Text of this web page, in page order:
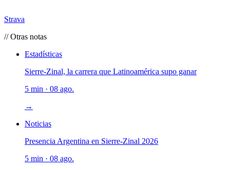
Strava
// Otras notas
Estadísticas
Sierre-Zinal, la carrera que Latinoamérica supo ganar
5 min · 08 ago.
→
Noticias
Presencia Argentina en Sierre-Zinal 2026
5 min · 08 ago.